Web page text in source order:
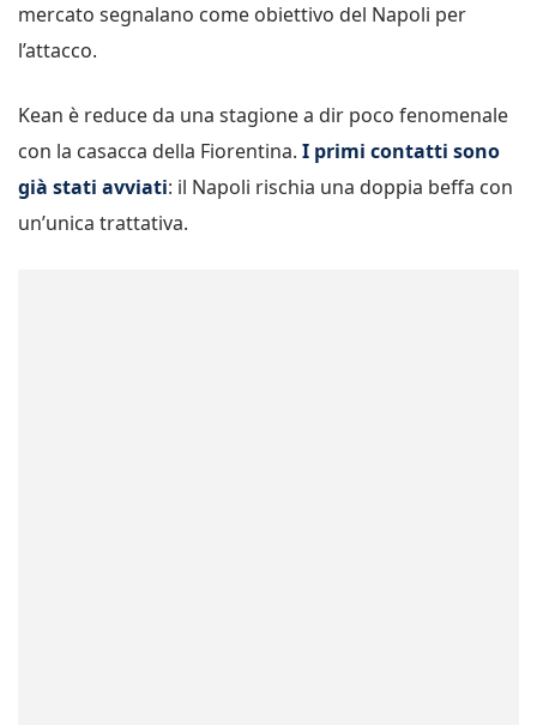
mercato segnalano come obiettivo del Napoli per
l’attacco.
Kean è reduce da una stagione a dir poco fenomenale
con la casacca della Fiorentina. I primi contatti sono
già stati avviati: il Napoli rischia una doppia beffa con
un’unica trattativa.